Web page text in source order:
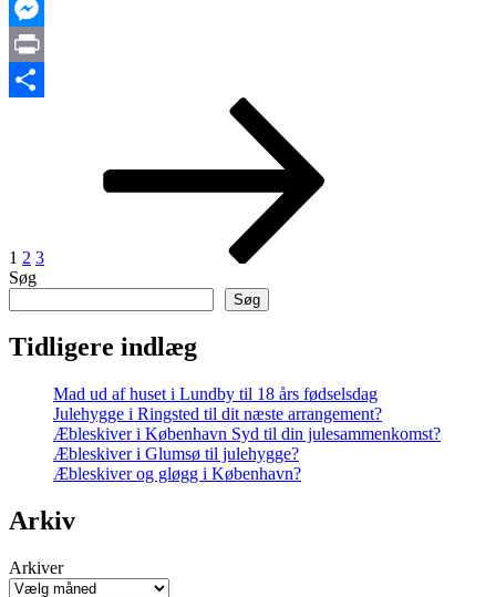
Link
PrintFriendly
Messenger
Print
1 2 3
Søg
Søg
Tidligere indlæg
Mad ud af huset i Lundby til 18 års fødselsdag
Julehygge i Ringsted til dit næste arrangement?
Æbleskiver i København Syd til din julesammenkomst?
Æbleskiver i Glumsø til julehygge?
Æbleskiver og gløgg i København?
Arkiv
Arkiver